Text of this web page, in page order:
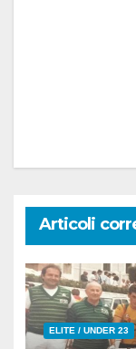
Articoli
ELITE / UNDER 23